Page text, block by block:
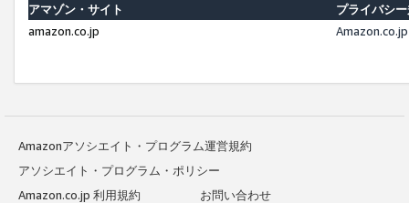
アマゾン・サイト
プライバシ
amazon.co.jp
Amazonアソシエイト・プログラム運営規約
アソシエイト・プログラム・ポリシー
Amazon.co.jp 利用規約
お問い合わせ